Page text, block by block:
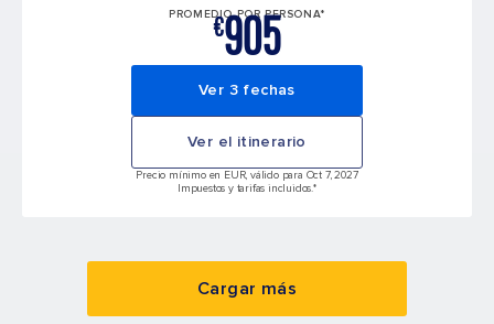
PROMEDIO POR PERSONA*
€905
Ver 3 fechas
Ver el itinerario
Precio mínimo en EUR, válido para Oct 7, 2027
Impuestos y tarifas incluidos.*
Cargar más